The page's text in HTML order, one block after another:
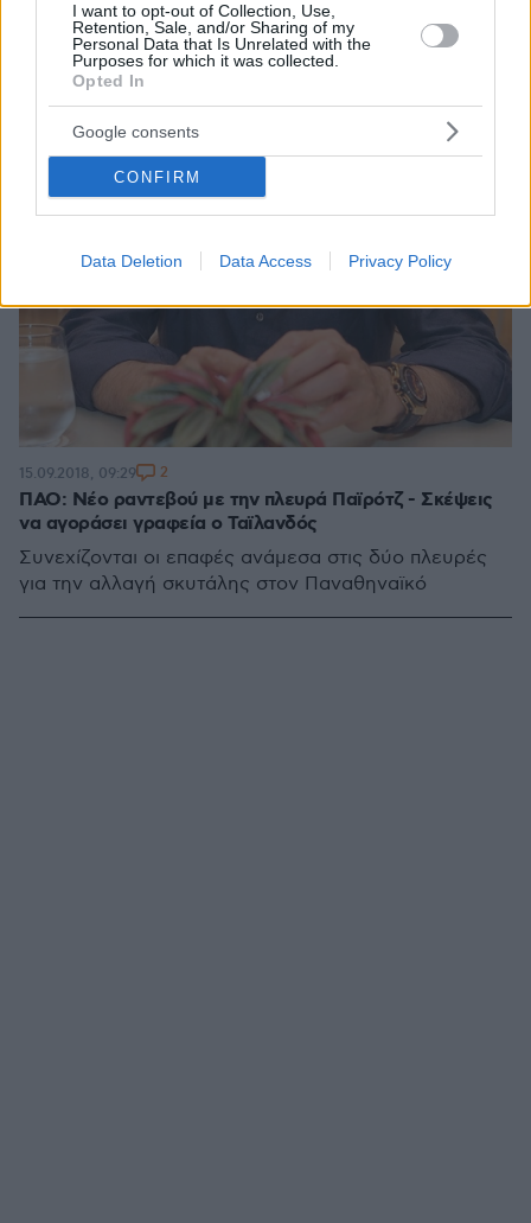
I want to opt-out of Collection, Use,
Retention, Sale, and/or Sharing of my
Personal Data that Is Unrelated with the
Purposes for which it was collected.
Opted In
Google consents
CONFIRM
Data Deletion Data Access Privacy Policy
ΠΑΟ: Νέο ραντεβού με την πλευρά Παϊρότζ - Σκέψεις
να αγοράσει γραφεία ο Ταϊλανδός
Συνεχίζονται οι επαφές ανάμεσα στις δύο πλευρές
για την αλλαγή σκυτάλης στον Παναθηναϊκό
15.09.2018, 09:29 2